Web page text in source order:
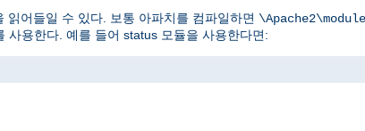
어들일 수 있다. 보통 아파치를 컴파일하면
사용한다. 예를 들어 status 모듈을 사용한다면: